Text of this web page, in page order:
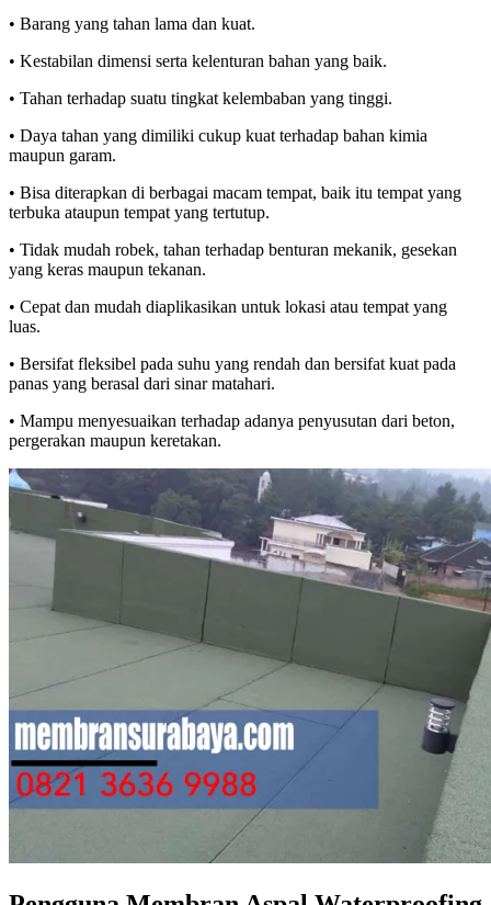
• Barang yang tahan lama dan kuat.
• Kestabilan dimensi serta kelenturan bahan yang baik.
• Tahan terhadap suatu tingkat kelembaban yang tinggi.
• Daya tahan yang dimiliki cukup kuat terhadap bahan kimia
maupun garam.
• Bisa diterapkan di berbagai macam tempat, baik itu tempat yang
terbuka ataupun tempat yang tertutup.
• Tidak mudah robek, tahan terhadap benturan mekanik, gesekan
yang keras maupun tekanan.
• Cepat dan mudah diaplikasikan untuk lokasi atau tempat yang
luas.
• Bersifat fleksibel pada suhu yang rendah dan bersifat kuat pada
panas yang berasal dari sinar matahari.
• Mampu menyesuaikan terhadap adanya penyusutan dari beton,
pergerakan maupun keretakan.